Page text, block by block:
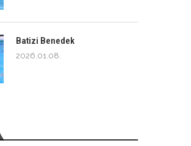
Batizi Benedek
2026.01.08.